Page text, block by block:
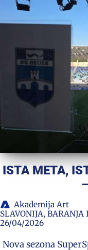
ISTA META,
Akademija Art
SLAVONIJA, BARANJA
26/04/2026
Nova sezona